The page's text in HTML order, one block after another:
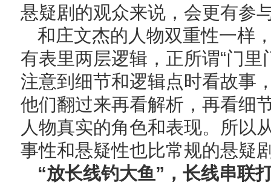
悬疑剧的观众来说，会更有参
和庄文杰的人物双重性一样
有表里两层逻辑，正所谓“门
注意到细节和逻辑点时看故事
他们翻过来再看解析，再看细
人物真实的角色和表现。所以
事性和悬疑性也比常规的悬疑
“放长线钓大鱼”，长线串联